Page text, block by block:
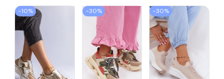
−10% −30% −30%